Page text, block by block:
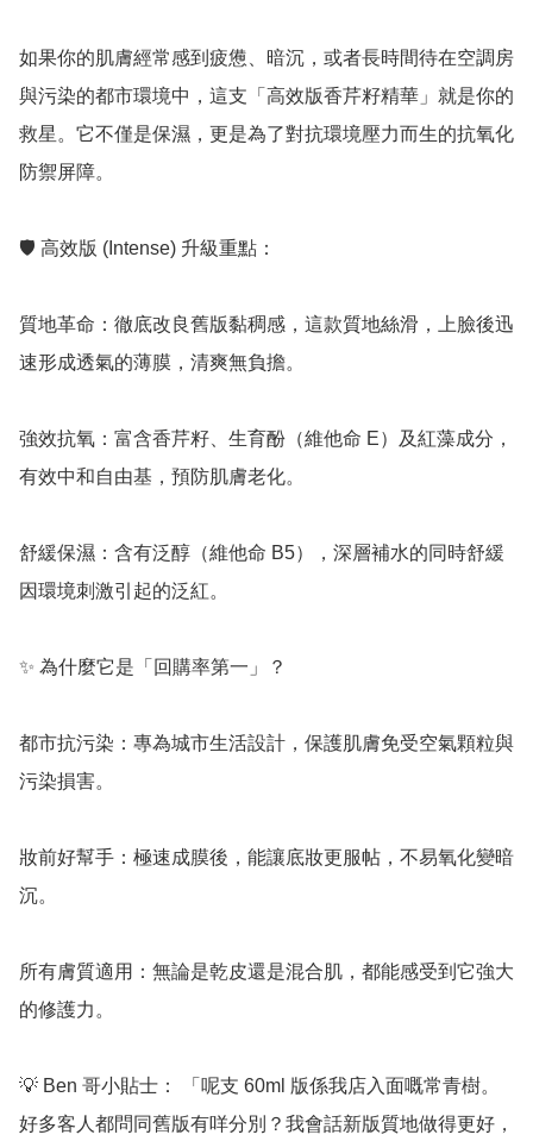
如果你的肌膚經常感到疲憊、暗沉，或者長時間待在空調房
與污染的都市環境中，這支「高效版香芹籽精華」就是你的
救星。它不僅是保濕，更是為了對抗環境壓力而生的抗氧化
防禦屏障。
🛡️ 高效版 (Intense) 升級重點：
質地革命：徹底改良舊版黏稠感，這款質地絲滑，上臉後迅
速形成透氣的薄膜，清爽無負擔。
強效抗氧：富含香芹籽、生育酚（維他命 E）及紅藻成分，
有效中和自由基，預防肌膚老化。
舒緩保濕：含有泛醇（維他命 B5），深層補水的同時舒緩
因環境刺激引起的泛紅。
✨ 為什麼它是「回購率第一」？
都市抗污染：專為城市生活設計，保護肌膚免受空氣顆粒與
污染損害。
妝前好幫手：極速成膜後，能讓底妝更服帖，不易氧化變暗
沉。
所有膚質適用：無論是乾皮還是混合肌，都能感受到它強大
的修護力。
💡 Ben 哥小貼士： 「呢支 60ml 版係我店入面嘅常青樹。
好多客人都問同舊版有咩分別？我會話新版質地做得更好，